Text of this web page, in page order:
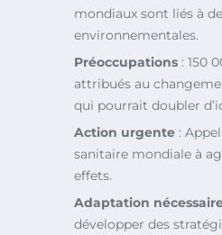
mondiaux sont liés à
environnementales.
Préoccupations : 150
attribués au
qui pourrait doubler
Action urgente :
sanitaire mondiale à
effets.
Adaptation
développer des